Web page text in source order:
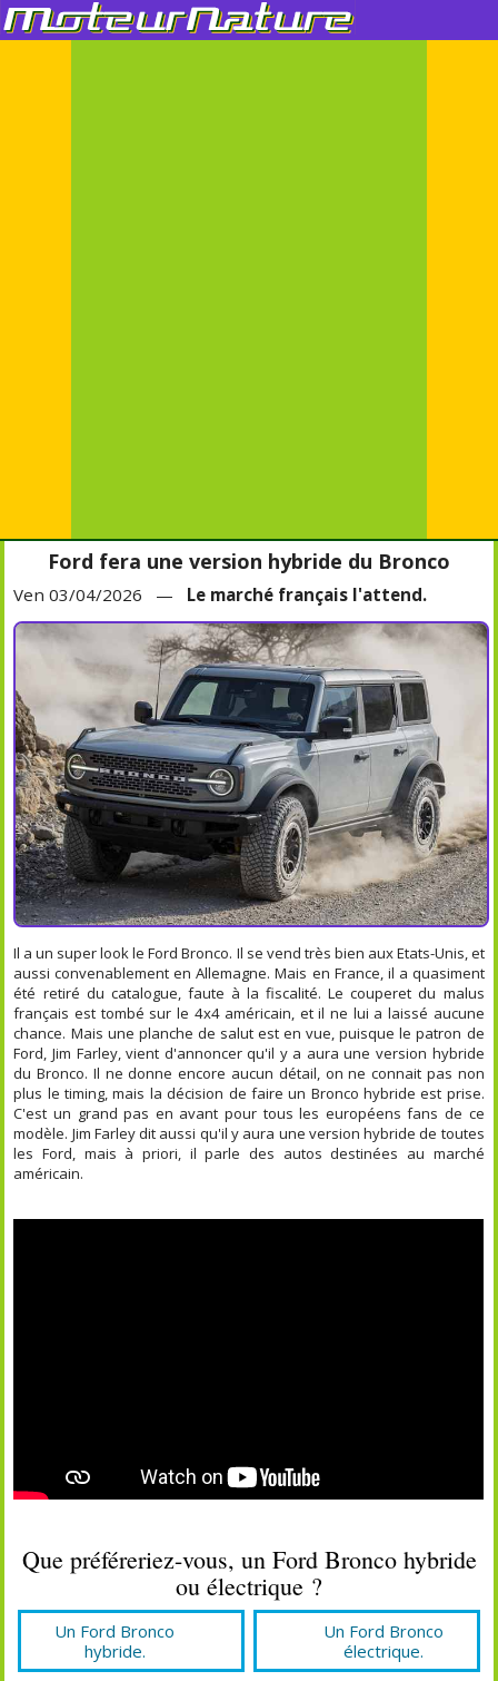
Ford fera une version hybride du Bronco
Ven 03/04/2026 — Le marché français l'attend.
Il a un super look le Ford Bronco. Il se vend très bien aux Etats-Unis, et
aussi convenablement en Allemagne. Mais en France, il a quasiment
été retiré du catalogue, faute à la fiscalité. Le couperet du malus
français est tombé sur le 4x4 américain, et il ne lui a laissé aucune
chance. Mais une planche de salut est en vue, puisque le patron de
Ford, Jim Farley, vient d'annoncer qu'il y a aura une version hybride
du Bronco. Il ne donne encore aucun détail, on ne connait pas non
plus le timing, mais la décision de faire un Bronco hybride est prise.
C'est un grand pas en avant pour tous les européens fans de ce
modèle. Jim Farley dit aussi qu'il y aura une version hybride de toutes
les Ford, mais à priori, il parle des autos destinées au marché
américain.
Que préféreriez-vous, un Ford Bronco hybride
ou électrique ?
Un Ford Bronco
hybride.
Un Ford Bronco
électrique.